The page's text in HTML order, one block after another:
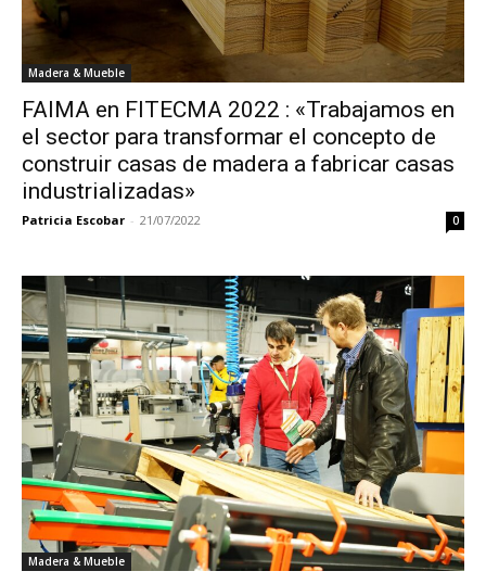
Madera & Mueble
FAIMA en FITECMA 2022 : «Trabajamos en
el sector para transformar el concepto de
construir casas de madera a fabricar casas
industrializadas»
Patricia Escobar - 21/07/2022 0
Madera & Mueble